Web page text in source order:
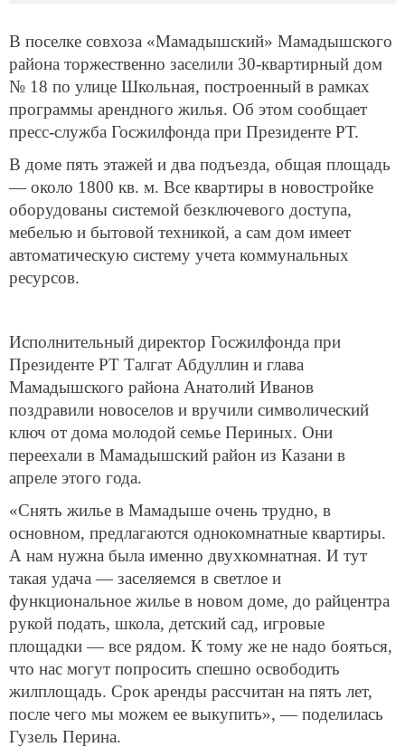
В поселке совхоза «Мамадышский» Мамадышского
района торжественно заселили 30-квартирный дом
№ 18 по улице Школьная, построенный в рамках
программы арендного жилья. Об этом сообщает
пресс-служба Госжилфонда при Президенте РТ.
В доме пять этажей и два подъезда, общая площадь
— около 1800 кв. м. Все квартиры в новостройке
оборудованы системой безключевого доступа,
мебелью и бытовой техникой, а сам дом имеет
автоматическую систему учета коммунальных
ресурсов.
Исполнительный директор Госжилфонда при
Президенте РТ Талгат Абдуллин и глава
Мамадышского района Анатолий Иванов
поздравили новоселов и вручили символический
ключ от дома молодой семье Периных. Они
переехали в Мамадышский район из Казани в
апреле этого года.
«Снять жилье в Мамадыше очень трудно, в
основном, предлагаются однокомнатные квартиры.
А нам нужна была именно двухкомнатная. И тут
такая удача — заселяемся в светлое и
функциональное жилье в новом доме, до райцентра
рукой подать, школа, детский сад, игровые
площадки — все рядом. К тому же не надо бояться,
что нас могут попросить спешно освободить
жилплощадь. Срок аренды рассчитан на пять лет,
после чего мы можем ее выкупить», — поделилась
Гузель Перина.